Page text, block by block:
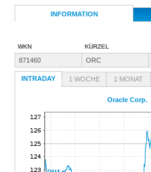
INFORMATION
WKN KÜRZEL
871460 ORC
INTRADAY 1 WOCHE 1 MONAT
Oracle Corp.